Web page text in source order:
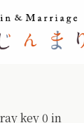
key 0 in